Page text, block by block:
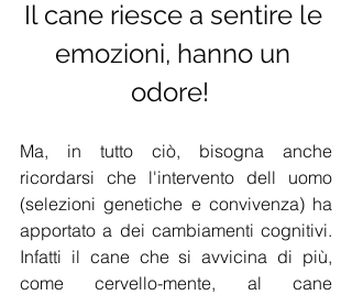
Il cane riesce a sentire le
emozioni, hanno un
odore!
Ma, in tutto ciò, bisogna anche
ricordarsi che l'intervento dell uomo
(selezioni genetiche e convivenza) ha
apportato a dei cambiamenti cognitivi.
Infatti il cane che si avvicina di più,
come cervello-mente, al cane